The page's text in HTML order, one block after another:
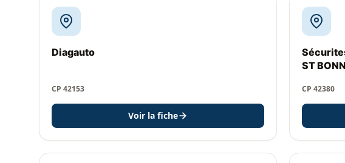
Diagauto
CP 42153
Voir la fiche
ST
CP 42380